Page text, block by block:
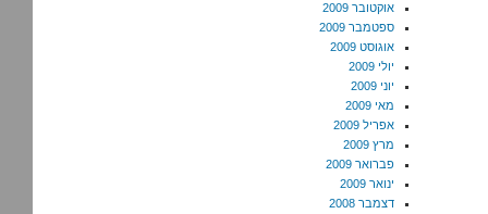
אוקטובר 2009
ספטמבר 2009
אוגוסט 2009
יולי 2009
יוני 2009
מאי 2009
אפריל 2009
מרץ 2009
פברואר 2009
ינואר 2009
דצמבר 2008